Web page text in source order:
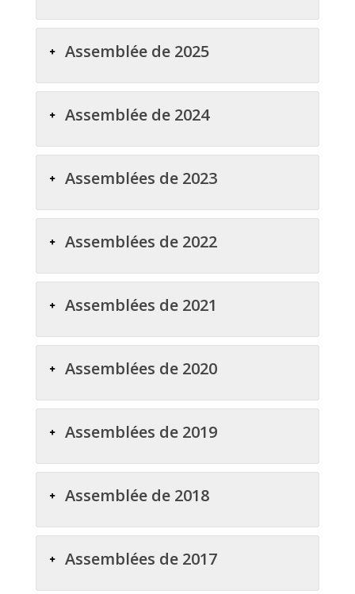
Assemblée de 2025
Assemblée de 2024
Assemblées de 2023
Assemblées de 2022
Assemblées de 2021
Assemblées de 2020
Assemblées de 2019
Assemblée de 2018
Assemblées de 2017